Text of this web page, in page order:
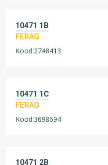
10471 1B
FERAG
Kood:2748413
10471 1C
FERAG
Kood:3698694
10471 2B